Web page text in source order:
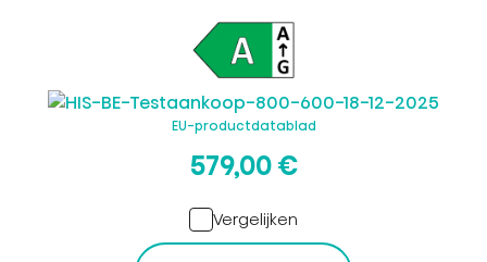
EU-productdatablad
579,00 €
Vergelijken